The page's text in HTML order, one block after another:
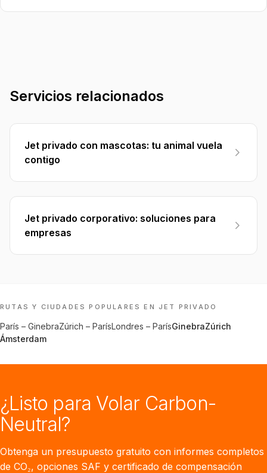
Servicios relacionados
Jet privado con mascotas: tu animal vuela
contigo
Jet privado corporativo: soluciones para
empresas
RUTAS Y CIUDADES POPULARES EN JET PRIVADO
París – GinebraZúrich – ParísLondres – ParísGinebraZúrich
Ámsterdam
¿Listo para Volar Carbon-
Neutral?
Obtenga un presupuesto gratuito con informes completos
de CO₂, opciones SAF y certificado de compensación